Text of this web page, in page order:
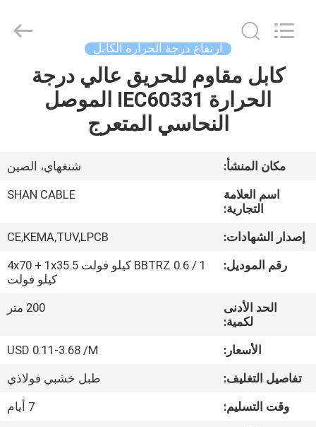
منزل
أشرطة
فيديو
عرض
الواقع
جولة
(Group)
ارتفاع درجة الحرارة الكابل
كابل مقاوم للحريق عالي درجة
الحرارة IEC60331 الموصل
النحاسي المتعرج
مكان المنشأ:
شنغهاي، الصين
اسم العلامة
التجارية:
SHAN CABLE
إصدار الشهادات:
CE,KEMA,TUV,LPCB
رقم الموديل:
BBTRZ 0.6 / 1 كيلو فولت 4x70 + 1x35.5
كيلو فولت
الحد الأدنى
لكمية:
200 متر
الأسعار:
USD 0.11-3.68 /M
تفاصيل التغليف:
طبل خشبي فولاذي
وقت التسليم:
7 أيام